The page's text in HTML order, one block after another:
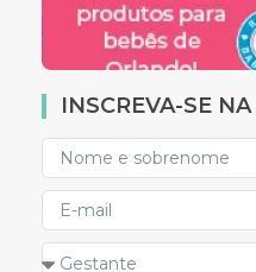
INSCREVA-SE